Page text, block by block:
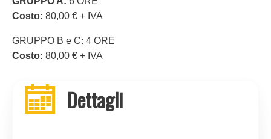
Costo: 80,00 € + IVA
GRUPPO B e C: 4 ORE
Costo: 80,00 € + IVA
Dettagli